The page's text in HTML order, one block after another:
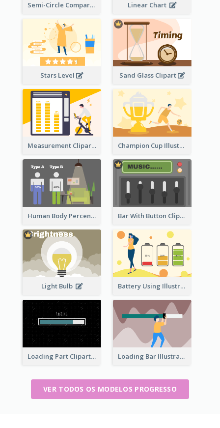
Semi-Circle Comparison Linear Chart
Stars Level Sand Glass Clipart
Measurement Clipart Champion Cup Illustration
Human Body Percentage Comparison Bar With Button Clipart
Light Bulb Battery Using Illustration
Loading Part Clipart Loading Bar Illustration
VER TODOS OS MODELOS PROGRESSO